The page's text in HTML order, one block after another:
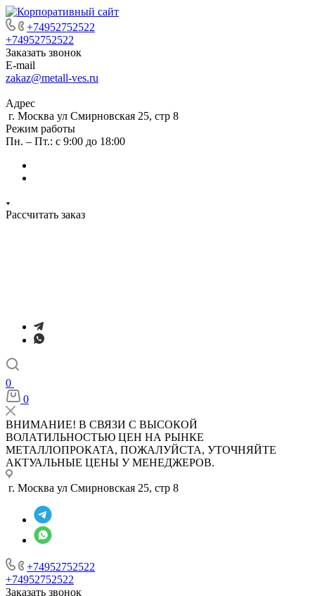
+74952752522
+74952752522
Заказать звонок
E-mail
zakaz@metall-ves.ru
Адрес
г. Москва ул Смирновская 25, стр 8
Режим работы
Пн. – Пт.: с 9:00 до 18:00
Рассчитать заказ
0
0
ВНИМАНИЕ! В СВЯЗИ С ВЫСОКОЙ
ВОЛАТИЛЬНОСТЬЮ ЦЕН НА РЫНКЕ
МЕТАЛЛОПРОКАТА, ПОЖАЛУЙСТА, УТОЧНЯЙТЕ
АКТУАЛЬНЫЕ ЦЕНЫ У МЕНЕДЖЕРОВ.
г. Москва ул Смирновская 25, стр 8
+74952752522
+74952752522
Заказать звонок